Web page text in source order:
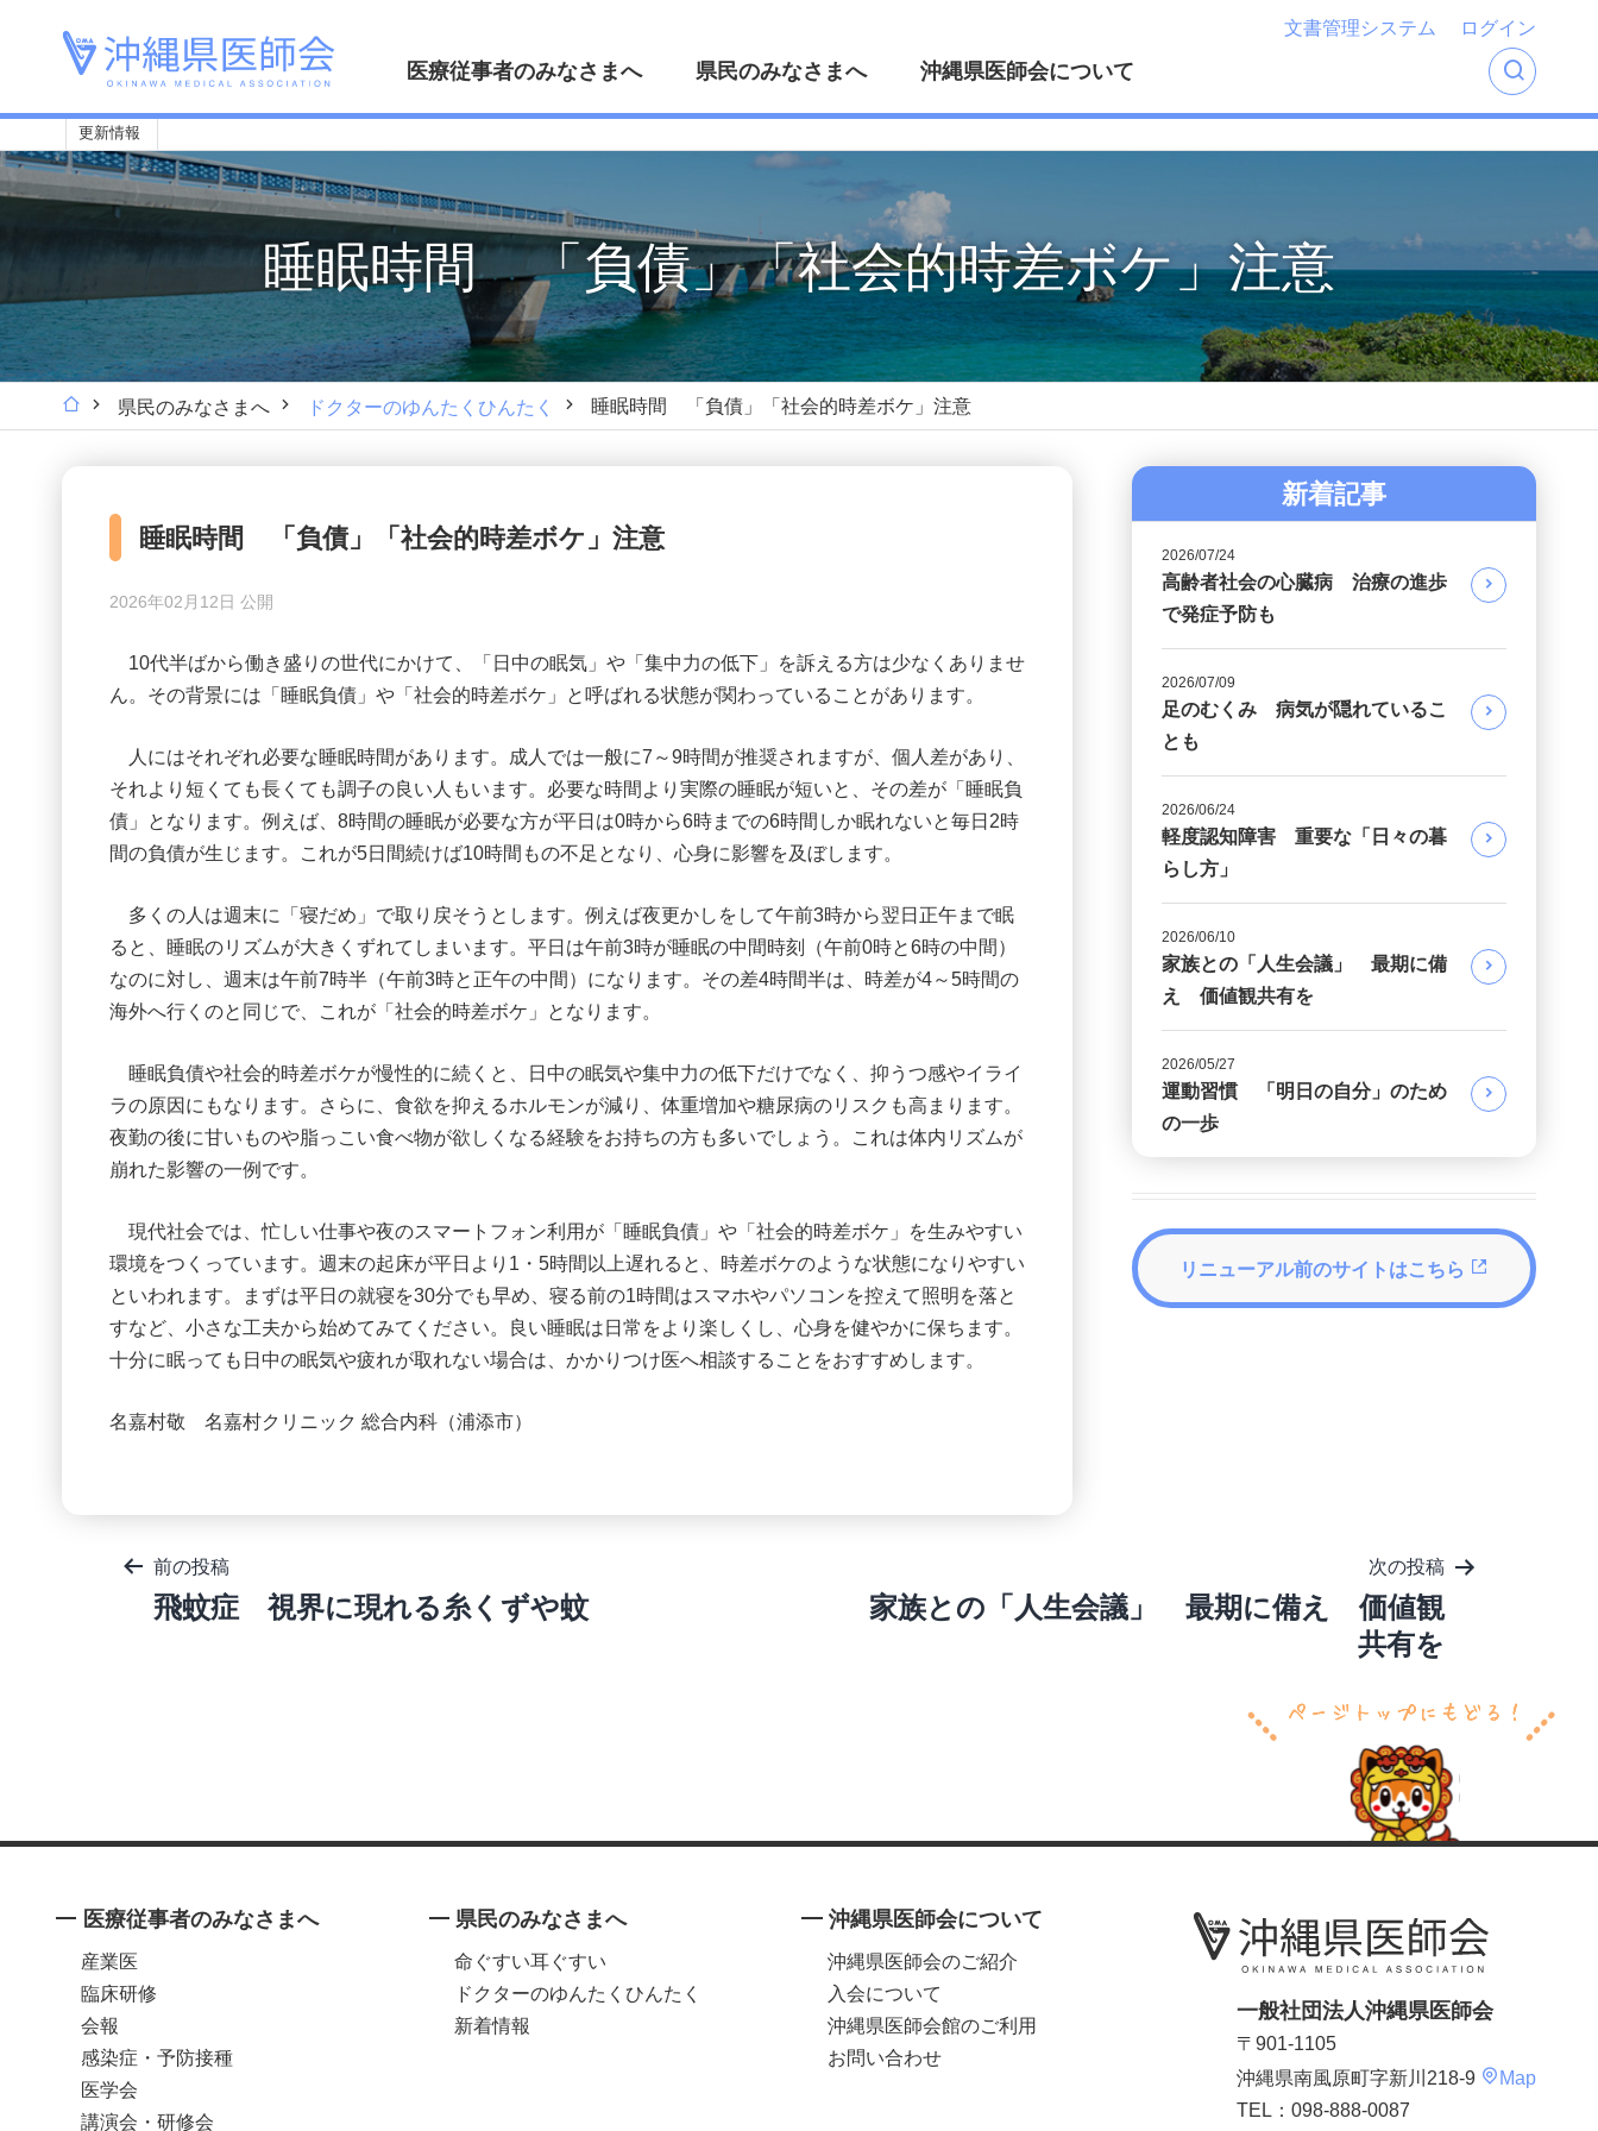
医療従事者のみなさまへ 県民のみなさまへ 沖縄県医師会について
文書管理システム ログイン
更新情報
睡眠時間 「負債」「社会的時差ボケ」注意
県民のみなさまへ ドクターのゆんたくひんたく 睡眠時間 「負債」「社会的時差ボケ」注意
睡眠時間 「負債」「社会的時差ボケ」注意
2026年02月12日 公開
10代半ばから働き盛りの世代にかけて、「日中の眠気」や「集中力の低下」を訴える方は少なくありませ
ん。その背景には「睡眠負債」や「社会的時差ボケ」と呼ばれる状態が関わっていることがあります。
人にはそれぞれ必要な睡眠時間があります。成人では一般に7～9時間が推奨されますが、個人差があり、
それより短くても長くても調子の良い人もいます。必要な時間より実際の睡眠が短いと、その差が「睡眠負
債」となります。例えば、8時間の睡眠が必要な方が平日は0時から6時までの6時間しか眠れないと毎日2時
間の負債が生じます。これが5日間続けば10時間もの不足となり、心身に影響を及ぼします。
多くの人は週末に「寝だめ」で取り戻そうとします。例えば夜更かしをして午前3時から翌日正午まで眠
ると、睡眠のリズムが大きくずれてしまいます。平日は午前3時が睡眠の中間時刻（午前0時と6時の中間）
なのに対し、週末は午前7時半（午前3時と正午の中間）になります。その差4時間半は、時差が4～5時間の
海外へ行くのと同じで、これが「社会的時差ボケ」となります。
睡眠負債や社会的時差ボケが慢性的に続くと、日中の眠気や集中力の低下だけでなく、抑うつ感やイライ
ラの原因にもなります。さらに、食欲を抑えるホルモンが減り、体重増加や糖尿病のリスクも高まります。
夜勤の後に甘いものや脂っこい食べ物が欲しくなる経験をお持ちの方も多いでしょう。これは体内リズムが
崩れた影響の一例です。
現代社会では、忙しい仕事や夜のスマートフォン利用が「睡眠負債」や「社会的時差ボケ」を生みやすい
環境をつくっています。週末の起床が平日より1・5時間以上遅れると、時差ボケのような状態になりやすい
といわれます。まずは平日の就寝を30分でも早め、寝る前の1時間はスマホやパソコンを控えて照明を落と
すなど、小さな工夫から始めてみてください。良い睡眠は日常をより楽しくし、心身を健やかに保ちます。
十分に眠っても日中の眠気や疲れが取れない場合は、かかりつけ医へ相談することをおすすめします。
名嘉村敬 名嘉村クリニック 総合内科（浦添市）
新着記事
2026/07/24
高齢者社会の心臓病 治療の進歩
で発症予防も
2026/07/09
足のむくみ 病気が隠れているこ
とも
2026/06/24
軽度認知障害 重要な「日々の暮
らし方」
2026/06/10
家族との「人生会議」 最期に備
え 価値観共有を
2026/05/27
運動習慣 「明日の自分」のため
の一歩
リニューアル前のサイトはこちら
投
前の投稿
飛蚊症 視界に現れる糸くずや蚊
次の投稿
家族との「人生会議」 最期に備え 価値観
共有を
医療従事者のみなさまへ
産業医
臨床研修
会報
感染症・予防接種
医学会
講演会・研修会
県民のみなさまへ
命ぐすい耳ぐすい
ドクターのゆんたくひんたく
新着情報
沖縄県医師会について
沖縄県医師会のご紹介
入会について
沖縄県医師会館のご利用
お問い合わせ
一般社団法人沖縄県医師会
〒901-1105
沖縄県南風原町字新川218-9
Map
TEL：098-888-0087